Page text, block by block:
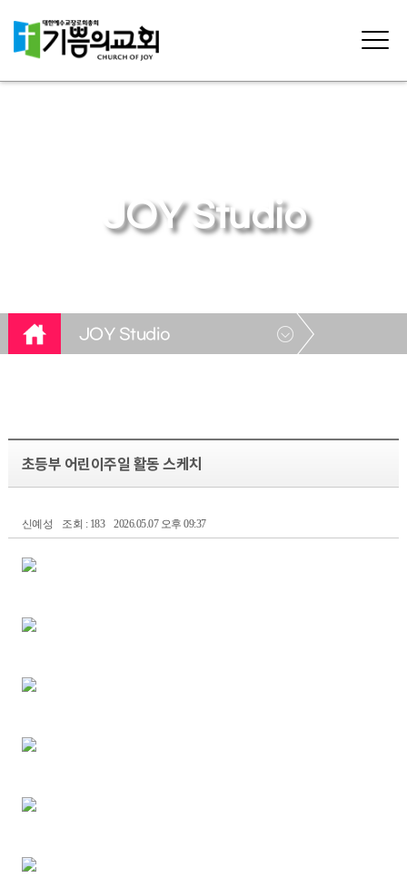
JOY Studio
JOY Studio
초등부 어린이주일 활동 스케치
신예성 조회 : 183 2026.05.07 오후 09:37